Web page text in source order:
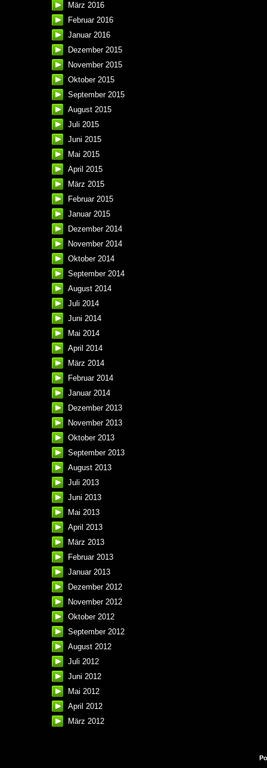
März 2016
Februar 2016
Januar 2016
Dezember 2015
November 2015
Oktober 2015
September 2015
August 2015
Juli 2015
Juni 2015
Mai 2015
April 2015
März 2015
Februar 2015
Januar 2015
Dezember 2014
November 2014
Oktober 2014
September 2014
August 2014
Juli 2014
Juni 2014
Mai 2014
April 2014
März 2014
Februar 2014
Januar 2014
Dezember 2013
November 2013
Oktober 2013
September 2013
August 2013
Juli 2013
Juni 2013
Mai 2013
April 2013
März 2013
Februar 2013
Januar 2013
Dezember 2012
November 2012
Oktober 2012
September 2012
August 2012
Juli 2012
Juni 2012
Mai 2012
April 2012
März 2012